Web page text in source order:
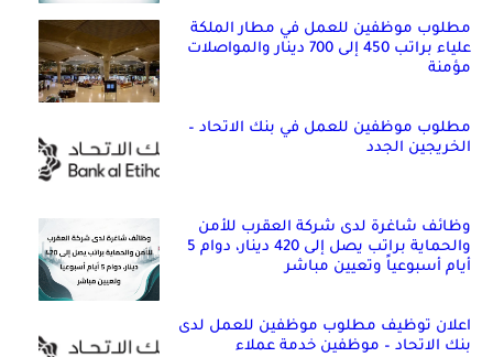
مطلوب موظفين للعمل في مطار الملكة
علياء براتب 450 إلى 700 دينار والمواصلات
مؤمنة
مطلوب موظفين للعمل في بنك الاتحاد –
الخريجين الجدد
وظائف شاغرة لدى شركة العقرب للأمن
والحماية براتب يصل إلى 420 دينار، دوام 5
أيام أسبوعياً وتعيين مباشر
اعلان توظيف مطلوب موظفين للعمل لدى
بنك الاتحاد – موظفين خدمة عملاء